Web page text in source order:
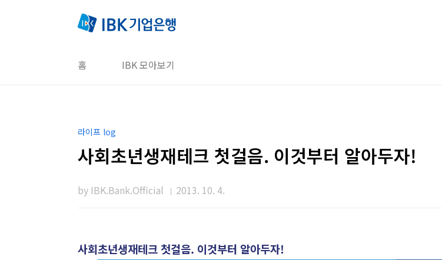
홈 IBK 모아보기
라이프 log
사회초년생재테크 첫걸음. 이것부터 알아두자!
by IBK.Bank.Official 2013. 10. 4.
사회초년생재테크 첫걸음. 이것부터 알아두자!